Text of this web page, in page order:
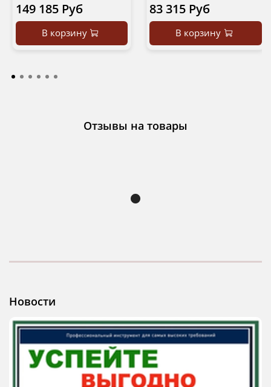
149 185 Руб
В корзину
83 315 Руб
В корзину
Отзывы на товары
Новости